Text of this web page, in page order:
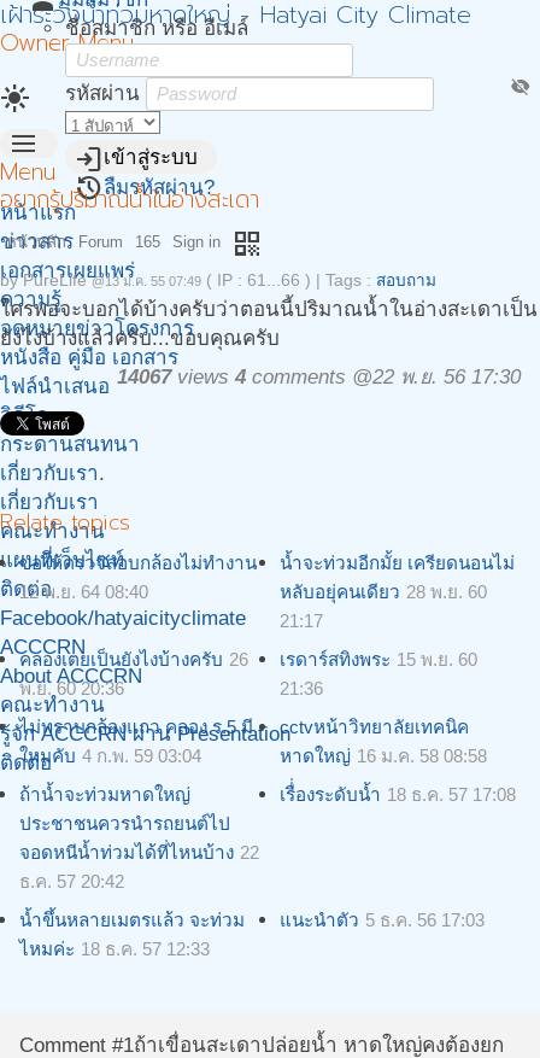
เฝ้าระวังน้ำท่วมหาดใหญ่ - Hatyai City Climate
Owner Menu
light_mode
ชื่อสมาชิก หรือ อีเมล์
รหัสผ่าน visibility_off
loginเข้าสู่ระบบ
restoreลืมรหัสผ่าน?
menu
Menu
หน้าแรก
ข่าวสาร
เอกสารเผยแพร่
ความรู้
จดหมายข่าวโครงการ
หนังสือ คู่มือ เอกสาร
ไฟล์นำเสนอ
วิดีโอ
กระดานสนทนา
เกี่ยวกับเรา.
เกี่ยวกับเรา
คณะทำงาน
แผนที่เว็บไซท์
ติดต่อ
Facebook/hatyaicityclimate
ACCCRN
About ACCCRN
คณะทำงาน
รู้จัก ACCCRN ผ่าน Presentation
ติดต่อ
อยากรู้ปริมาณน้ำในอ่างสะเดา
หน้าหลัก Forum 165 Sign in qr_code
byPureLife @13 ม.ค. 55 07:49 ( IP : 61...66 ) Tags : สอบถาม
ใครพอจะบอกได้บ้างครับว่าตอนนี้ปริมาณน้ำในอ่างสะเดาเป็น
ยังไงบ้างแล้วครับ...ขอบคุณครับ
14067views 4 comments @22 พ.ย. 56 17:30
Relate topics
ขอให้ตรวจสอบกล้องไม่ทำงาน
12 พ.ย. 64 08:40
น้ำจะท่วมอีกมั้ย เครียดนอนไม่
หลับอยุ่คนเดียว 28 พ.ย. 60
21:17
คลองเตยเป็นยังไงบ้างครับ 26
พ.ย. 60 20:36
เรดาร์สทิงพระ 15 พ.ย. 60
21:36
ไม่ทราบกล้องแถว คลอง ร.5 มี
ใหมคับ 4 ก.พ. 59 03:04
cctvหน้าวิทยาลัยเทคนิค
หาดใหญ่ 16 ม.ค. 58 08:58
ถ้าน้ำจะท่วมหาดใหญ่
ประชาชนควรนำรถยนต์ไป
จอดหนีน้ำท่วมได้ที่ไหนบ้าง 22
ธ.ค. 57 20:42
เรื่่องระดับน้ำ 18 ธ.ค. 57 17:08
น้ำขึ้นหลายเมตรแล้ว จะท่วม
ไหมค่ะ 18 ธ.ค. 57 12:33
แนะนำตัว 5 ธ.ค. 56 17:03
Comment #1ถ้าเขื่อนสะเดาปล่อยน้ำ หาดใหญ่คงต้องยก